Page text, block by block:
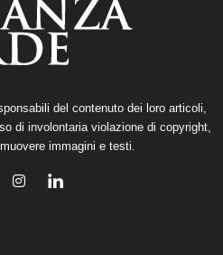
del contenuto dei loro articoli,
di involontaria violazione di copyright,
immagini e testi.